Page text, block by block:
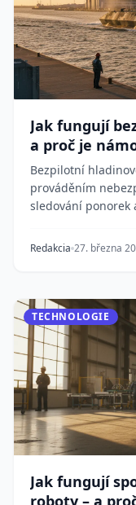
Jak fungují
a proč je
Bezpilotní
prováděním
sledování ponorek
Redakcia 27. března
TECHNOLOGIE
Jak fungují
roboty – a